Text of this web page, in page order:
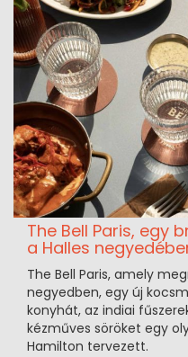
The Bell Paris, egy
a Halles
The Bell Paris, amely
negyedben, egy új
konyhát, az indiai
kézműves söröket egy
Hamilton tervezett.